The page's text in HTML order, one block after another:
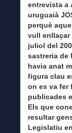
entrevista a
uruguaià
perquè
vull enllaçar
juliol del
sastreria de
havia anat
figura clau
on es va fer
publicades
Els que
resultar
Legislatiu